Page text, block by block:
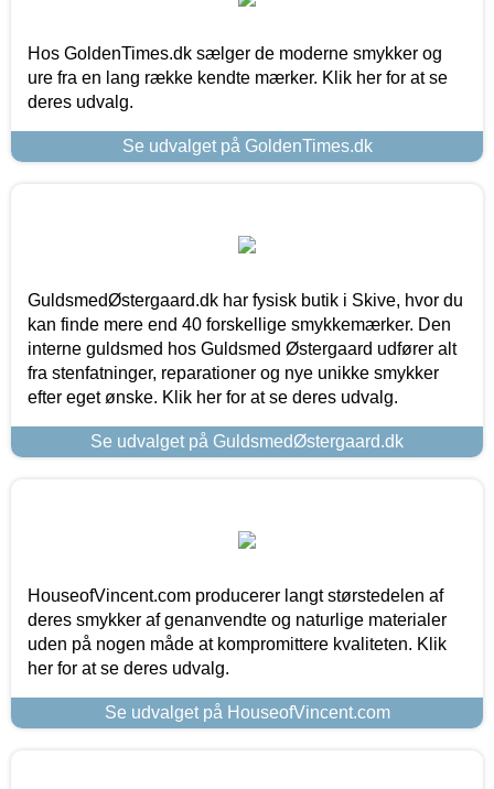
Hos GoldenTimes.dk sælger de moderne smykker og
ure fra en lang række kendte mærker. Klik her for at se
deres udvalg.
Se udvalget på GoldenTimes.dk
GuldsmedØstergaard.dk har fysisk butik i Skive, hvor du
kan finde mere end 40 forskellige smykkemærker. Den
interne guldsmed hos Guldsmed Østergaard udfører alt
fra stenfatninger, reparationer og nye unikke smykker
efter eget ønske. Klik her for at se deres udvalg.
Se udvalget på GuldsmedØstergaard.dk
HouseofVincent.com producerer langt størstedelen af
deres smykker af genanvendte og naturlige materialer
uden på nogen måde at kompromittere kvaliteten. Klik
her for at se deres udvalg.
Se udvalget på HouseofVincent.com